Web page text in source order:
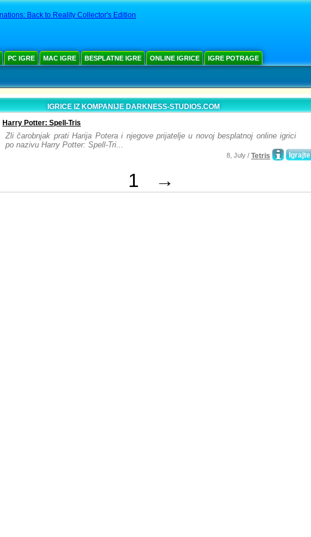
Back to Reality Collector's Edition
PC IGRE MAC IGRE BESPLATNE IGRE ONLINE IGRICE IGRE POTRAGE
IGRICE IZ KOMPANIJE DARKNESS-STUDIOS.COM
Harry Potter: Spell-Tris
Zli čarobnjak prati Harija Potera i njegove prijatelje u novoj besplatnoj online igrici
po nazivu Harry Potter: Spell-Tri...
Igrajte
8, July / Tetris
1 →